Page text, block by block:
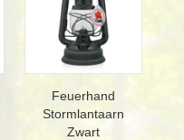
Feuerhand
Stormlantaarn
Zwart